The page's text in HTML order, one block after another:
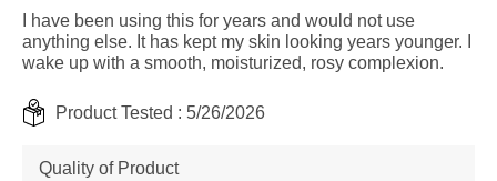
I have been using this for years and would not use
anything else. It has kept my skin looking years younger. I
wake up with a smooth, moisturized, rosy complexion.
Product Tested : 5/26/2026
Quality of Product